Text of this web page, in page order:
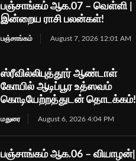
பஞ்சாங்கம் ஆக.07 – வெள்ளி |
இன்றைய ராசி பலன்கள்!
பஞ்சாங்கம் August 7, 2026 12:01 AM
ஸ்ரீவில்லிபுத்தூர் ஆண்டாள்
கோயில் ஆடிப்பூர உத்ஸவம்
கொடியேற்றத்துடன் தொடக்கம்!
மதுரை August 6, 2026 4:04 PM
பஞ்சாங்கம் ஆக.06 – வியாழன்|